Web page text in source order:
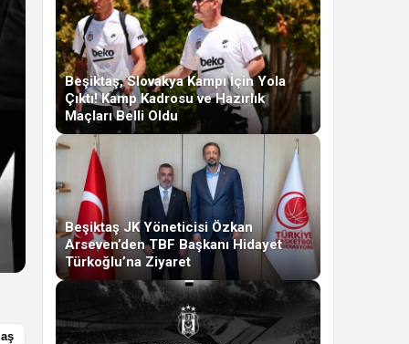
Beşiktaş, Slovakya Kampı İçin Yola
Çıktı! Kamp Kadrosu ve Hazırlık
Maçları Belli Oldu
Beşiktaş JK Yöneticisi Özkan
Arseven’den TBF Başkanı Hidayet
Türkoğlu’na Ziyaret